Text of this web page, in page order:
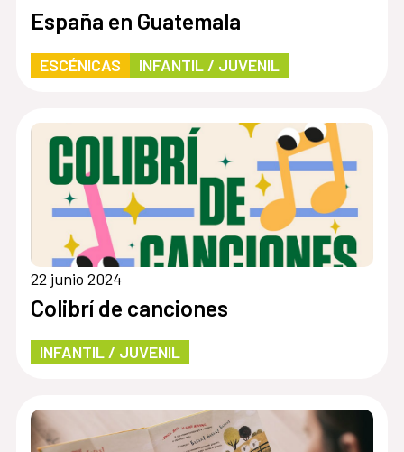
España en Guatemala
ESCÉNICAS INFANTIL / JUVENIL
22 junio 2024
Colibrí de canciones
INFANTIL / JUVENIL